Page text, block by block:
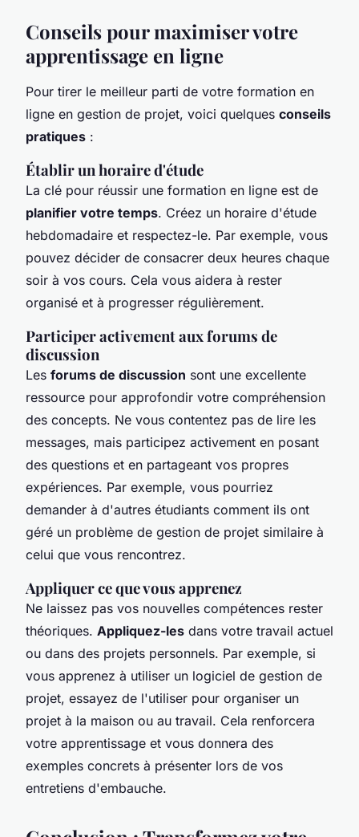
Conseils pour maximiser votre
apprentissage en ligne
Pour tirer le meilleur parti de votre formation en
ligne en gestion de projet, voici quelques conseils
pratiques :
Établir un horaire d'étude
La clé pour réussir une formation en ligne est de
planifier votre temps. Créez un horaire d'étude
hebdomadaire et respectez-le. Par exemple, vous
pouvez décider de consacrer deux heures chaque
soir à vos cours. Cela vous aidera à rester
organisé et à progresser régulièrement.
Participer activement aux forums de
discussion
Les forums de discussion sont une excellente
ressource pour approfondir votre compréhension
des concepts. Ne vous contentez pas de lire les
messages, mais participez activement en posant
des questions et en partageant vos propres
expériences. Par exemple, vous pourriez
demander à d'autres étudiants comment ils ont
géré un problème de gestion de projet similaire à
celui que vous rencontrez.
Appliquer ce que vous apprenez
Ne laissez pas vos nouvelles compétences rester
théoriques. Appliquez-les dans votre travail actuel
ou dans des projets personnels. Par exemple, si
vous apprenez à utiliser un logiciel de gestion de
projet, essayez de l'utiliser pour organiser un
projet à la maison ou au travail. Cela renforcera
votre apprentissage et vous donnera des
exemples concrets à présenter lors de vos
entretiens d'embauche.